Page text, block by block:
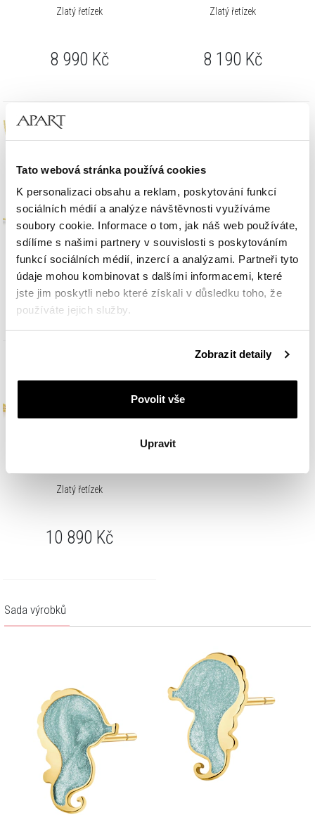
Tato webová stránka používá cookies
K personalizaci obsahu a reklam, poskytování funkcí
sociálních médií a analýze návštěvnosti využíváme
soubory cookie. Informace o tom, jak náš web používáte,
sdílíme s našimi partnery v souvislosti s poskytováním
funkcí sociálních médií, inzercí a analýzami. Partneři tyto
údaje mohou kombinovat s dalšími informacemi, které
jste jim poskytli nebo které získali v důsledku toho, že
používáte jejich služby.
Zásadách ochrany osobních údajů
Zobrazit detaily
Povolit vše
Upravit
Zlatý řetízek
8 990 Kč
Zlatý řetízek
8 190 Kč
Zlatý řetízek
7 390 Kč
Zlatý řetízek
8 390 Kč
Zlatý řetízek
10 890 Kč
Sada výrobků